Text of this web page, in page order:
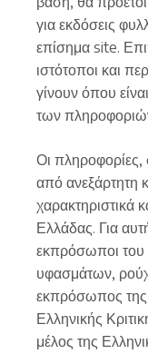
για εκδόσεις
επίσημα site.
ιστότοποι και
γίνουν όπου
των
Οι πληροφορίες,
από ανεξάρτητη
χαρακτηριστικά
Ελλάδας. Για
εκπρόσωποι του
υφασμάτων,
εκπρόσωπος της
Ελληνικής
μέλος της